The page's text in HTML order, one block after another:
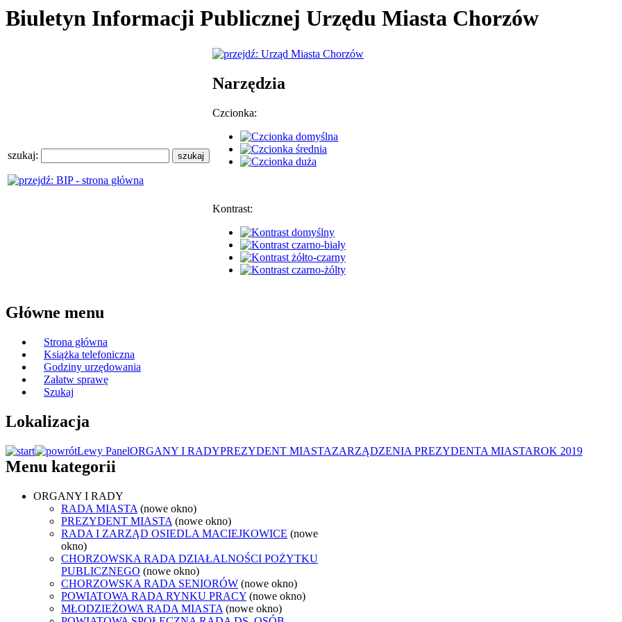
Biuletyn Informacji Publicznej Urzędu Miasta Chorzów
szukaj:
Narzędzia
Czcionka:
Kontrast:
Główne menu
Strona główna
Książka telefoniczna
Godziny urzędowania
Załatw sprawę
Szukaj
Lokalizacja
Lewy PanelORGANY I RADYPREZYDENT MIASTAZARZĄDZENIA PREZYDENTA MIASTAROK 2019
Menu kategorii
ORGANY I RADY
RADA MIASTA (nowe okno)
PREZYDENT MIASTA (nowe okno)
RADA I ZARZĄD OSIEDLA MACIEJKOWICE (nowe
okno)
CHORZOWSKA RADA DZIAŁALNOŚCI POŻYTKU
PUBLICZNEGO (nowe okno)
CHORZOWSKA RADA SENIORÓW (nowe okno)
POWIATOWA RADA RYNKU PRACY (nowe okno)
MŁODZIEŻOWA RADA MIASTA (nowe okno)